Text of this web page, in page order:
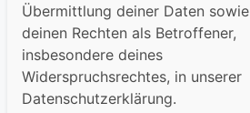
Übermittlung deiner Daten sowie
deinen Rechten als Betroffener,
insbesondere deines
Widerspruchsrechtes, in unserer
Datenschutzerklärung.